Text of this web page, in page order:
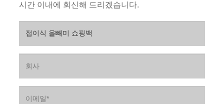
시간 이내에 회신해 드리겠습니다.